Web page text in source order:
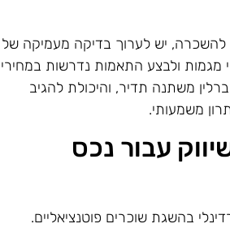
להשכרה, יש לערוך בדיקה מעמיקה של
מגמות ולבצע התאמות נדרשות במחירי
משתנה תדיר, והיכולת להגיב
משמעותי.
עבור נכס
בהשגת שוכרים פוטנציאליים.